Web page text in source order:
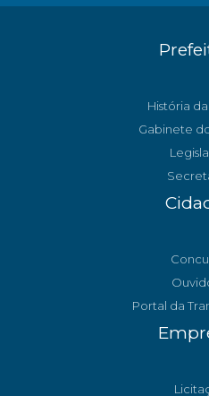
História
Gabinete
Portal da